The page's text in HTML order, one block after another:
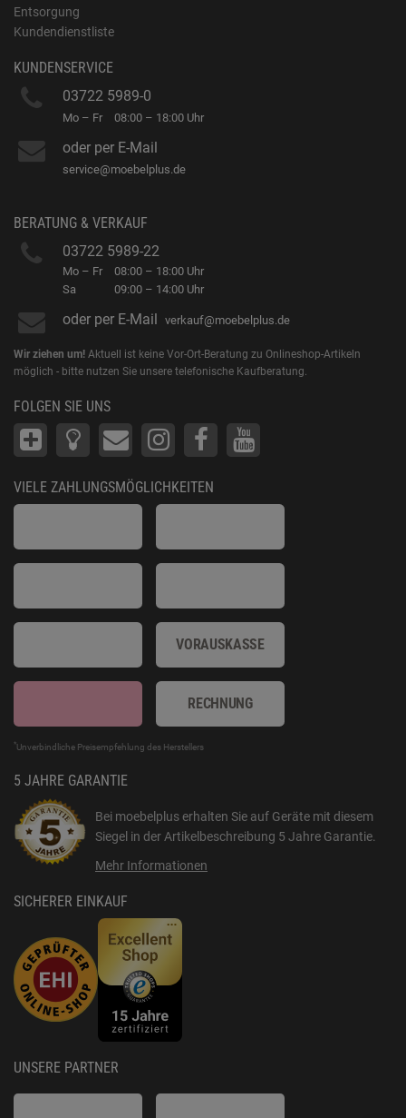
Entsorgung
Kundendienstliste
KUNDENSERVICE
03722 5989-0
Mo – Fr 08:00 – 18:00 Uhr
oder per E-Mail
service@moebelplus.de
BERATUNG & VERKAUF
03722 5989-22
Mo – Fr
Sa
08:00 – 18:00 Uhr
09:00 – 14:00 Uhr
oder per E-Mail verkauf@moebelplus.de
Wir ziehen um! Aktuell ist keine Vor-Ort-Beratung zu Onlineshop-Artikeln
möglich - bitte nutzen Sie unsere telefonische Kaufberatung.
FOLGEN SIE UNS
VIELE ZAHLUNGSMÖGLICHKEITEN
VORAUSKASSE
RECHNUNG
*Unverbindliche Preisempfehlung des Herstellers
5 JAHRE GARANTIE
Bei moebelplus erhalten Sie auf Geräte mit diesem
Siegel in der Artikelbeschreibung 5 Jahre Garantie.
Mehr Informationen
SICHERER EINKAUF
UNSERE PARTNER